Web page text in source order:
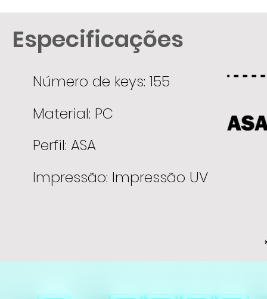
Especificações
Número de keys: 155
Material: PC
Perfil: ASA
Impressão: Impressão UV